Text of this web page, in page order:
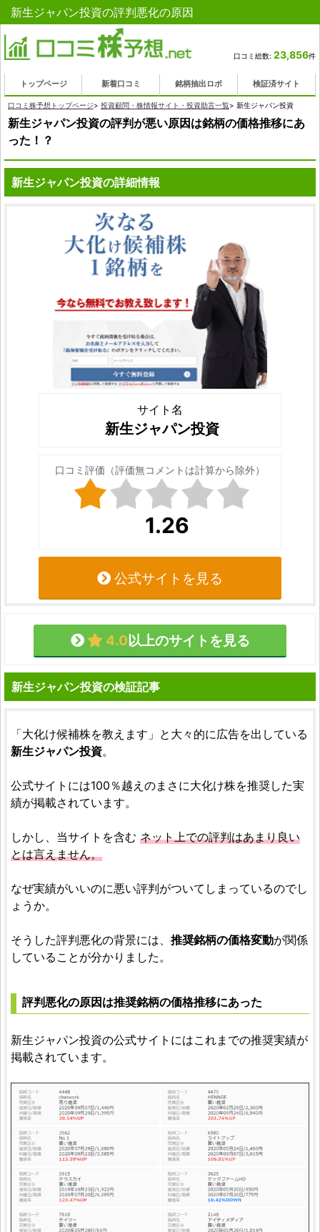
新生ジャパン投資の評判悪化の原因
口コミ総数: 23,856件
トップページ 新着口コミ 銘柄抽出ロボ 検証済サイト
口コミ株予想トップページ> 投資顧問・株情報サイト・投資助言一覧> 新生ジャパン投資
新生ジャパン投資の評判が悪い原因は銘柄の価格推移にあ
った！？
新生ジャパン投資の詳細情報
サイト名
新生ジャパン投資
口コミ評価（評価無コメントは計算から除外）
1.26
公式サイトを見る
4.0以上のサイトを見る
新生ジャパン投資の検証記事
「大化け候補株を教えます」と大々的に広告を出している
新生ジャパン投資。
公式サイトには100％越えのまさに大化け株を推奨した実
績が掲載されています。
しかし、当サイトを含む ネット上での評判はあまり良い
とは言えません。
なぜ実績がいいのに悪い評判がついてしまっているのでし
ょうか。
そうした評判悪化の背景には、 推奨銘柄の価格変動が関係
していることが分かりました。
評判悪化の原因は推奨銘柄の価格推移にあった
新生ジャパン投資の公式サイトにはこれまでの推奨実績が
掲載されています。